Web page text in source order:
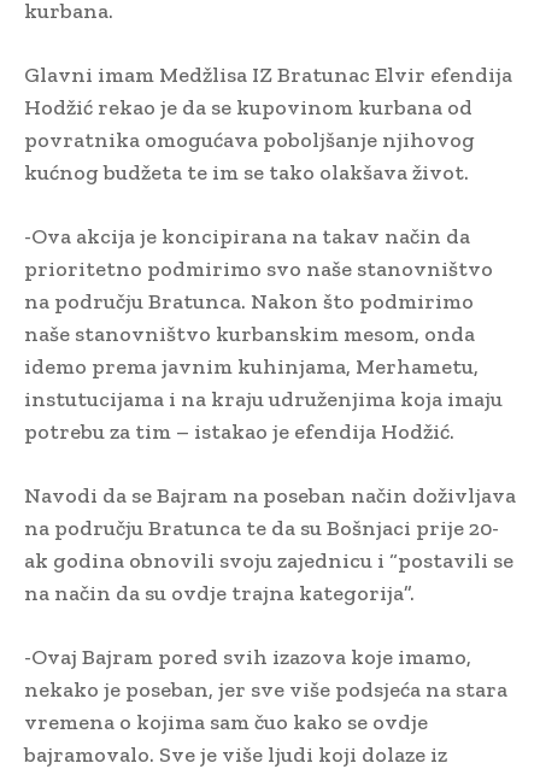
kurbana.
Glavni imam Medžlisa IZ Bratunac Elvir efendija
Hodžić rekao je da se kupovinom kurbana od
povratnika omogućava poboljšanje njihovog
kućnog budžeta te im se tako olakšava život.
-Ova akcija je koncipirana na takav način da
prioritetno podmirimo svo naše stanovništvo
na području Bratunca. Nakon što podmirimo
naše stanovništvo kurbanskim mesom, onda
idemo prema javnim kuhinjama, Merhametu,
instutucijama i na kraju udruženjima koja imaju
potrebu za tim – istakao je efendija Hodžić.
Navodi da se Bajram na poseban način doživljava
na području Bratunca te da su Bošnjaci prije 20-
ak godina obnovili svoju zajednicu i “postavili se
na način da su ovdje trajna kategorija”.
-Ovaj Bajram pored svih izazova koje imamo,
nekako je poseban, jer sve više podsjeća na stara
vremena o kojima sam čuo kako se ovdje
bajramovalo. Sve je više ljudi koji dolaze iz